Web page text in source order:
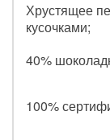
Хрустящее
кусочками;
40%
100%